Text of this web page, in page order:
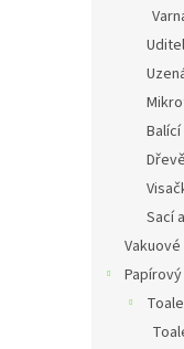
Sací